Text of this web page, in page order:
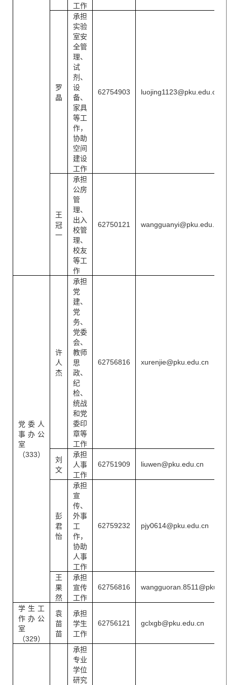
工作
罗
晶
承担
实验
室安
全管
理、
试
剂、
设
备、
家具
等工
作，
协助
空间
建设
工作
62754903 luojing1123@pku.edu.cn
王
冠
一
承担
公房
管
理、
出入
校管
理、
校友
等工
作
62750121 wangguanyi@pku.edu.cn
党委人
事办公
室
（333）
许
人
杰
承担
党
建、
党
务、
党委
会、
教师
思
政、
纪
检、
统战
和党
委印
章等
工作
62756816 xurenjie@pku.edu.cn
刘
文
承担
人事
工作
62751909 liuwen@pku.edu.cn
彭
君
怡
承担
宣
传、
外事
工
作，
协助
人事
工作
62759232 pjy0614@pku.edu.cn
王
果
然
承担
宣传
工作
62756816
学生工
作办公
室
（329）
袁
苗
苗
承担
学生
工作
62756121 gclxgb@pku.edu.cn
承担
专业
学位
研究